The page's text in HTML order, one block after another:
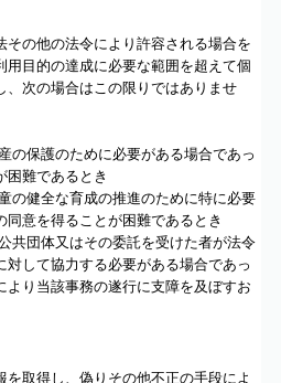
その他の法令により許容される場合を
用目的の達成に必要な範囲を超えて個
、次の場合はこの限りではありませ
の保護のために必要がある場合であっ
困難であるとき
の健全な育成の推進のために特に必要
意を得ることが困難であるとき
共団体又はその委託を受けた者が法令
して協力する必要がある場合であっ
より当該事務の遂行に支障を及ぼすお
取得し、偽りその他不正の手段によ